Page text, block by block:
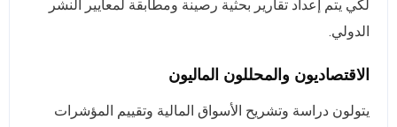
لكي يتم إعداد تقارير بحثية رصينة ومطابقة لمعايير النشر
الدولي.
الاقتصاديون والمحللون الماليون
يتولون دراسة وتشريح الأسواق المالية وتقييم المؤشرات